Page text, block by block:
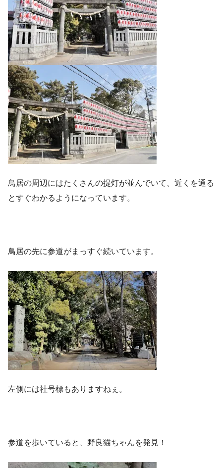
鳥居の周辺にはたくさんの提灯が並んでいて、近くを通る
とすぐわかるようになっています。
鳥居の先に参道がまっすぐ続いています。
左側には社号標もありますねぇ。
参道を歩いていると、野良猫ちゃんを発見！